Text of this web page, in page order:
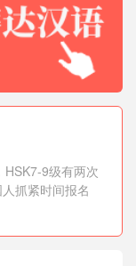
9级有两次
抓紧时间报名